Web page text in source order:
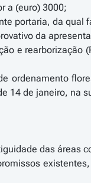
a (euro) 3000;
portaria, da qual
da
e rearborização
ordenamento
14 de janeiro, na
das áreas